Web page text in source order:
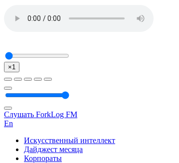
×1
Слушать ForkLog FM
En
Искусственный интеллект
Дайджест месяца
Корпораты